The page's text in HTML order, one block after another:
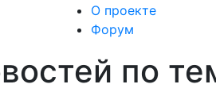
О проекте
Форум
по